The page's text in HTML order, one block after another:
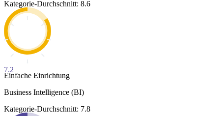
Kategorie-Durchschnitt: 8.6
7.2
Einfache Einrichtung
Business Intelligence (BI)
Kategorie-Durchschnitt: 7.8